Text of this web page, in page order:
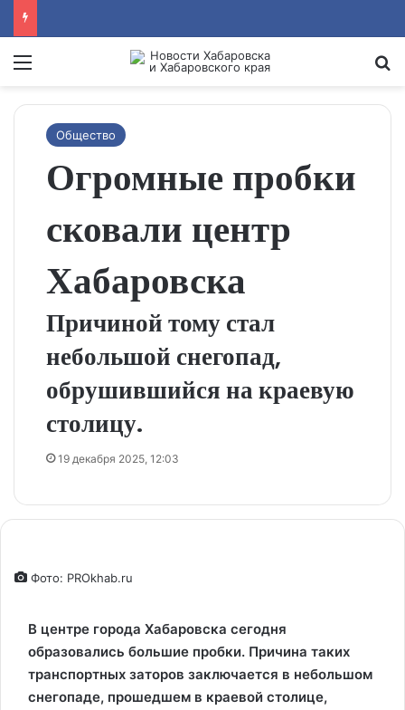
Menu
Общество
Огромные пробки
сковали центр
Хабаровска
Причиной тому стал
небольшой снегопад,
обрушившийся на краевую
столицу.
19 декабря 2025, 12:03
Фото: PROkhab.ru
В центре города Хабаровска сегодня
образовались большие пробки. Причина таких
транспортных заторов заключается в небольшом
снегопаде, прошедшем в краевой столице,